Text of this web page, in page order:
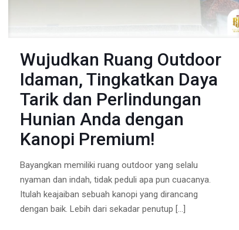
Wujudkan Ruang Outdoor
Idaman, Tingkatkan Daya
Tarik dan Perlindungan
Hunian Anda dengan
Kanopi Premium!
Bayangkan memiliki ruang outdoor yang selalu
nyaman dan indah, tidak peduli apa pun cuacanya.
Itulah keajaiban sebuah kanopi yang dirancang
dengan baik. Lebih dari sekadar penutup […]